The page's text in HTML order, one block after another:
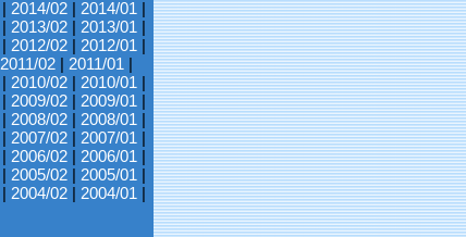
| 2014/02 | 2014/01 |
| 2013/02 | 2013/01 |
| 2012/02 | 2012/01 |
2011/02 | 2011/01 |
| 2010/02 | 2010/01 |
| 2009/02 | 2009/01 |
| 2008/02 | 2008/01 |
| 2007/02 | 2007/01 |
| 2006/02 | 2006/01 |
| 2005/02 | 2005/01 |
| 2004/02 | 2004/01 |